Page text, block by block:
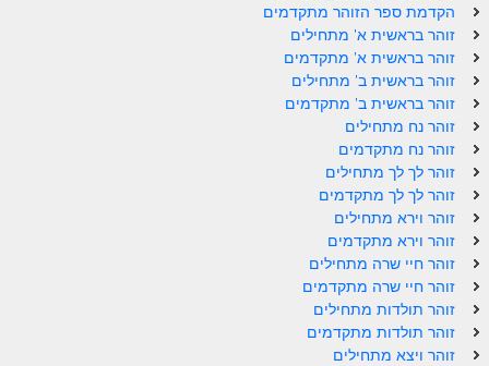
ספר הזוהר חיי שרה מתקדמים
ספר הזוהר תולדות מתחילים
ספר הזוהר תולדות מתקדמים
ספר הזוהר ויצא מתחילים
ספר הזוהר ויצא מתקדמים
ספר הזוהר וישלח מתחילים
הזוהר הקדוש וישלח מתקדמים
הזוהר הקדוש וישב מתחילים
הזוהר הקדוש וישב מתקדמים
הקדמת ספר הזוהר מתקדמים
זוהר בראשית א' מתחילים
זוהר בראשית א' מתקדמים
זוהר בראשית ב' מתחילים
זוהר בראשית ב' מתקדמים
זוהר נח מתחילים
זוהר נח מתקדמים
זוהר לך לך מתחילים
זוהר לך לך מתקדמים
זוהר וירא מתחילים
זוהר וירא מתקדמים
זוהר חיי שרה מתחילים
זוהר חיי שרה מתקדמים
זוהר תולדות מתחילים
זוהר תולדות מתקדמים
זוהר ויצא מתחילים